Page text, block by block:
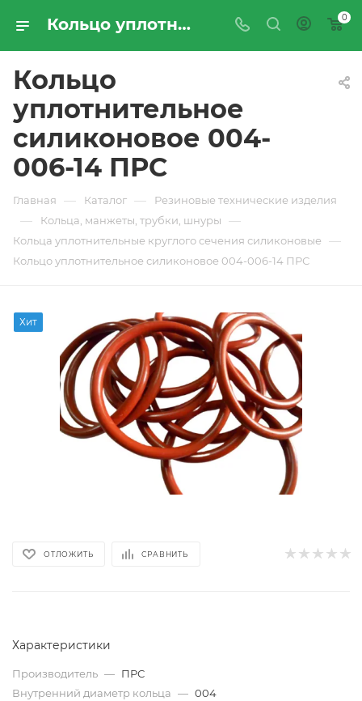
Кольцо уплотнительное силиконовое 004-006-14 ПРС - купить по цене производителя с доставкой по Москве и России | ПРОМРЕСУРССЕРВИС 0
Кольцо
уплотнительное
силиконовое 004-
006-14 ПРС
Главная — Каталог — Резиновые технические изделия
— Кольца, манжеты, трубки, шнуры —
Кольца уплотнительные круглого сечения силиконовые —
Кольцо уплотнительное силиконовое 004-006-14 ПРС
Хит
ОТЛОЖИТЬ СРАВНИТЬ
Характеристики
Производитель — ПРС
Внутренний диаметр кольца — 004